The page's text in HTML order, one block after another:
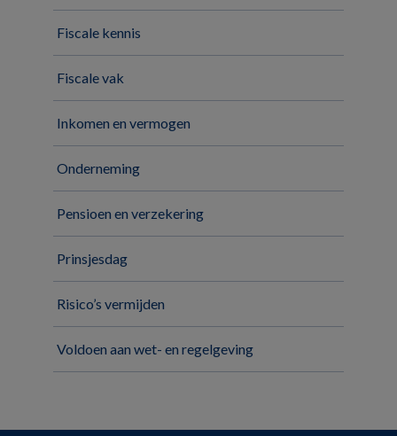
Fiscale kennis
Fiscale vak
Inkomen en vermogen
Onderneming
Pensioen en verzekering
Prinsjesdag
Risico’s vermijden
Voldoen aan wet- en regelgeving